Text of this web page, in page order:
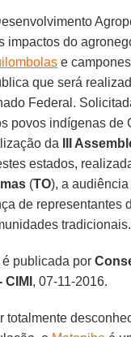
impactos do
e
que será
Federal.
povos indígenas de
da
III
estados,
(TO), a
de representantes
tradicionais.
é publicada por
, 07-11-2016.
totalmente